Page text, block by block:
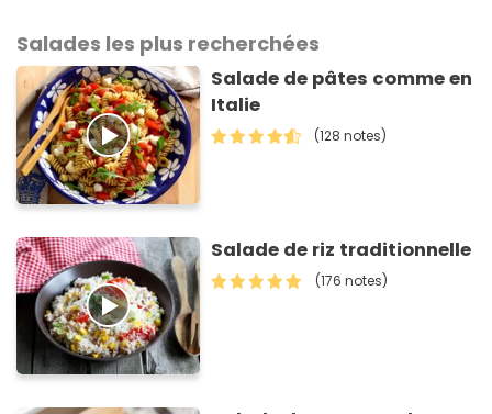
Salades les plus recherchées
Salade de pâtes comme en
Italie
(128 notes)
Salade de riz traditionnelle
(176 notes)